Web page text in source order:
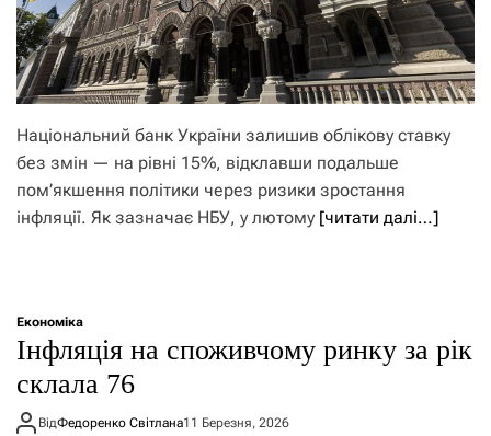
Національний банк України залишив облікову ставку
без змін — на рівні 15%, відклавши подальше
пом’якшення політики через ризики зростання
інфляції. Як зазначає НБУ, у лютому [читати далі…]
Економіка
Інфляція на споживчому ринку за рік
склала 76
ВідФедоренко Світлана11 Березня, 2026